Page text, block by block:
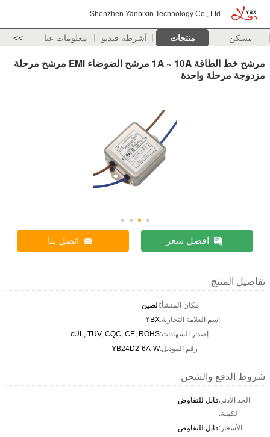
Shenzhen Yanbixin Technology Co., Ltd.
مسكن منتجات أشرطة فيديو معلومات عنا >>
مرشح خط الطاقة 1A ~ 10A مرشح الضوضاء EMI مرشح مرحلة
مزدوجة مرحلة واحدة
افضل سعر اتصل بنا
تفاصيل المنتج
مكان المنشأ:الصين
اسم العلامة التجارية:YBX
إصدار الشهادات:cUL, TUV, CQC, CE, ROHS
رقم الموديل:YB24D2-6A-W
شروط الدفع والشحن
الحد الأدنى
لكمية:
قابل للتفاوض
الأسعار:قابل للتفاوض